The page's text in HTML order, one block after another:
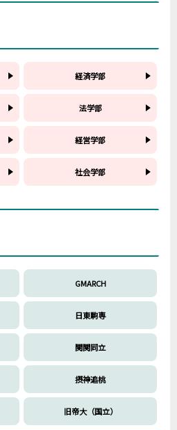
経済学部
法学部
経営学部
社会学部
GMARCH
日東駒専
関関同立
摂神追桃
旧帝大（国立）